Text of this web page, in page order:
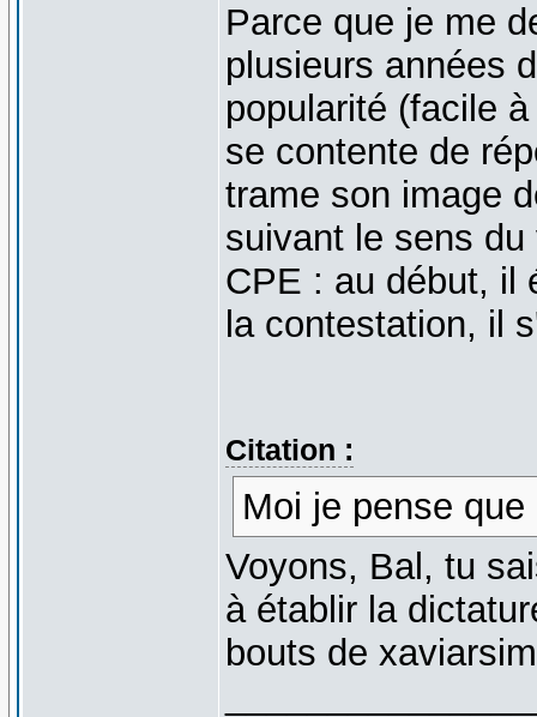
Parce que je me
plusieurs années
popularité (facile
se contente de
trame son image
suivant le sens
CPE : au début, il
la contestation, il
Citation :
Moi je pense
Voyons, Bal, tu
à établir la
bouts de